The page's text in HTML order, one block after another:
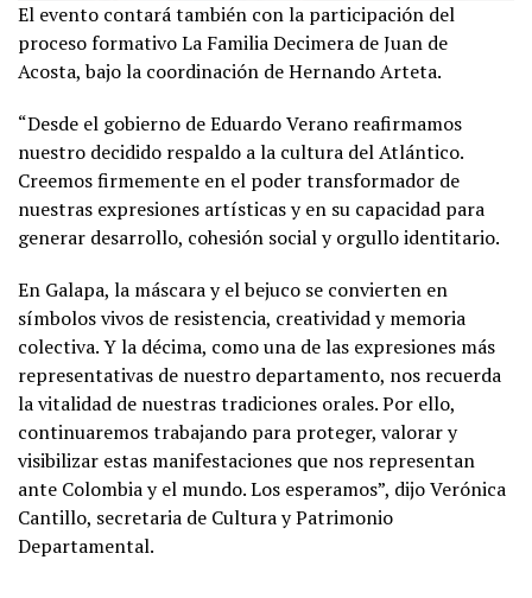
El evento contará también con la participación del
proceso formativo La Familia Decimera de Juan de
Acosta, bajo la coordinación de Hernando Arteta.
“Desde el gobierno de Eduardo Verano reafirmamos
nuestro decidido respaldo a la cultura del Atlántico.
Creemos firmemente en el poder transformador de
nuestras expresiones artísticas y en su capacidad para
generar desarrollo, cohesión social y orgullo identitario.
En Galapa, la máscara y el bejuco se convierten en
símbolos vivos de resistencia, creatividad y memoria
colectiva. Y la décima, como una de las expresiones más
representativas de nuestro departamento, nos recuerda
la vitalidad de nuestras tradiciones orales. Por ello,
continuaremos trabajando para proteger, valorar y
visibilizar estas manifestaciones que nos representan
ante Colombia y el mundo. Los esperamos”, dijo Verónica
Cantillo, secretaria de Cultura y Patrimonio
Departamental.